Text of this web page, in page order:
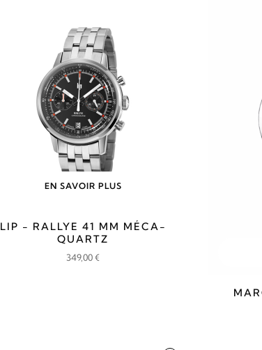
EN SAVOIR PLUS
LIP - RALLYE 41 MM MÉCA-
QUARTZ
349,00€